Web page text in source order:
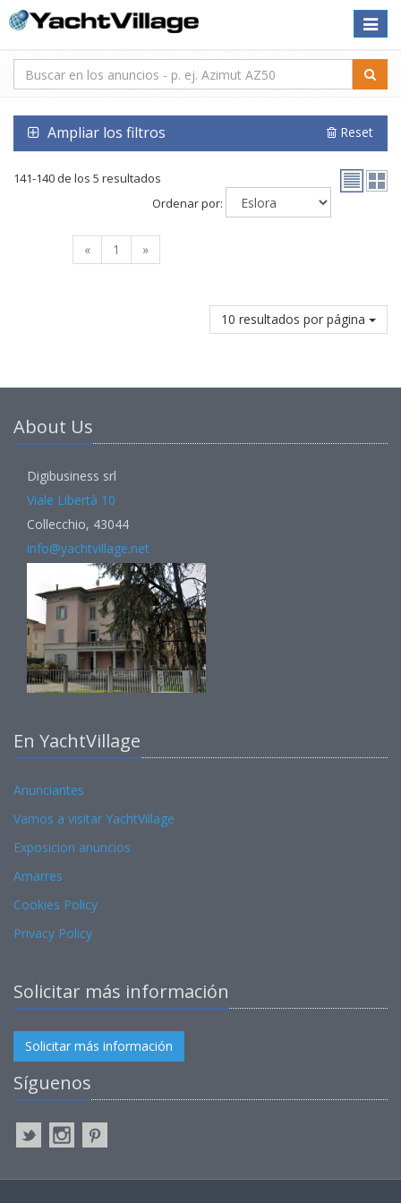
Toggle
Ampliar los filtros Reset
141-140 de los 5 resultados
Ordenar por:
« 1 »
10 resultados por página
About Us
Digibusiness srl
Viale Libertà 10
Collecchio, 43044
info@yachtvillage.net
En YachtVillage
Anunciantes
Vamos a visitar YachtVillage
Exposicion anuncios
Amarres
Cookies Policy
Privacy Policy
Solicitar más información
Solicitar más información
Síguenos